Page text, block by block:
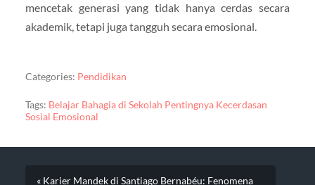
mencetak generasi yang tidak hanya cerdas secara
akademik, tetapi juga tangguh secara emosional.
Categories: Pendidikan
Tags: Belajar Bahagia di Sekolah Pentingnya Kecerdasan
Sosial Emosional
« Karier Mandek di Santiago Bernabéu: Fenomena